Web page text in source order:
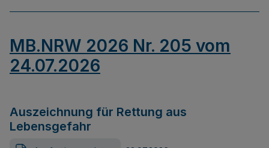
MB.NRW 2026 Nr. 205 vom
24.07.2026
Auszeichnung für Rettung aus
Lebensgefahr